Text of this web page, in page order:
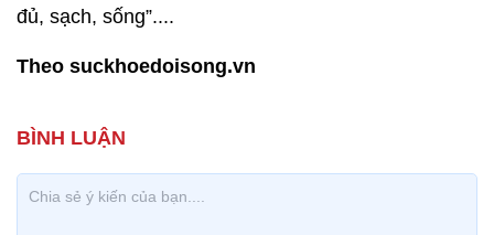
đủ, sạch, sống”....
Theo suckhoedoisong.vn